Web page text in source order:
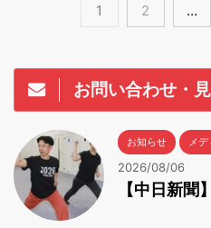
1 2 …
お問い合わせ・
お知らせ メ
2026/08/06
【中日新聞